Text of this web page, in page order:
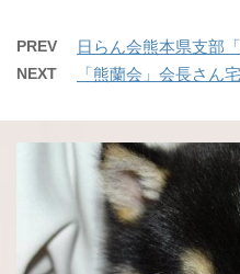
PREV 日らん会熊本県支部
NEXT 「熊蘭会」会長さん